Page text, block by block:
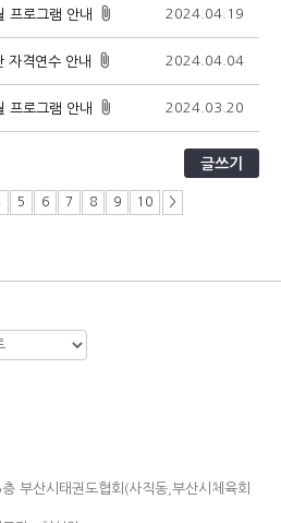
프로그램 안내 2024.04.19
자격연수 안내 2024.04.04
프로그램 안내 2024.03.20
글쓰기
5 6 7 8 9 10 >
부산시태권도협회(사직동,부산시체육회